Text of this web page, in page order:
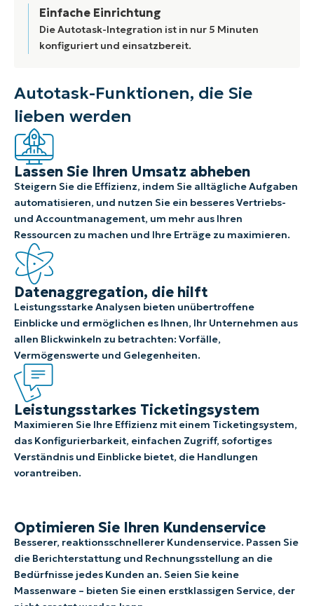
Einfache Einrichtung
Die Autotask-Integration ist in nur 5 Minuten
konfiguriert und einsatzbereit.
Autotask-Funktionen, die Sie
lieben werden
Lassen Sie Ihren Umsatz abheben
Steigern Sie die Effizienz, indem Sie alltägliche Aufgaben
automatisieren, und nutzen Sie ein besseres Vertriebs-
und Accountmanagement, um mehr aus Ihren
Ressourcen zu machen und Ihre Erträge zu maximieren.
Datenaggregation, die hilft
Leistungsstarke Analysen bieten unübertroffene
Einblicke und ermöglichen es Ihnen, Ihr Unternehmen aus
allen Blickwinkeln zu betrachten: Vorfälle,
Vermögenswerte und Gelegenheiten.
Leistungsstarkes Ticketingsystem
Maximieren Sie Ihre Effizienz mit einem Ticketingsystem,
das Konfigurierbarkeit, einfachen Zugriff, sofortiges
Verständnis und Einblicke bietet, die Handlungen
vorantreiben.
Optimieren Sie Ihren Kundenservice
Besserer, reaktionsschnellerer Kundenservice. Passen Sie
die Berichterstattung und Rechnungsstellung an die
Bedürfnisse jedes Kunden an. Seien Sie keine
Massenware – bieten Sie einen erstklassigen Service, der